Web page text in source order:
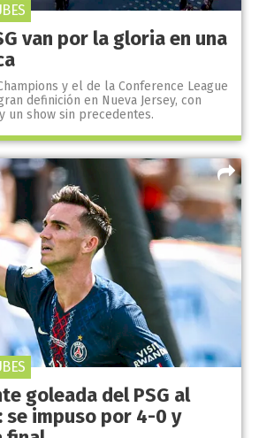
van por la gloria en una
y el de la Conference League
definición en Nueva Jersey, con
un show sin precedentes.
goleada del PSG al
se impuso por 4-0 y